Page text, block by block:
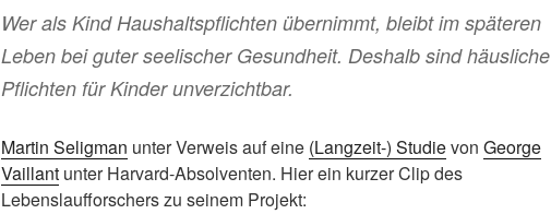
Wer als Kind Haushaltspflichten übernimmt, bleibt im späteren
Leben bei guter seelischer Gesundheit. Deshalb sind häusliche
Pflichten für Kinder unverzichtbar.
Martin Seligman unter Verweis auf eine (Langzeit-) Studievon George
Vaillant unter Harvard-Absolventen. Hier ein kurzer Clip des
Lebenslaufforschers zu seinem Projekt: